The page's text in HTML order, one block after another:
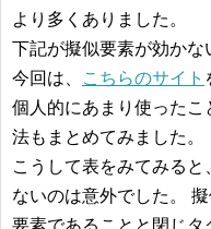
より多くありました。
下記が擬似要素が効かな
今回は、
こちらのサイト
個人的にあまり使った
法もまとめてみました。
こうして表をみてみる
ないのは意外でした。
要素であることと閉じ